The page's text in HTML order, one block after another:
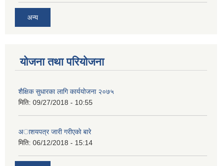
अन्य
योजना तथा परियोजना
शैक्षिक सुधारका लागि कार्ययोजना २०७५
मिति: 09/27/2018 - 10:55
अाशयपत्र जारी गरीएकाे बारे
मिति: 06/12/2018 - 15:14